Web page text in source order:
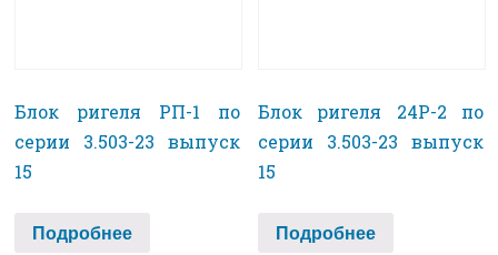
Блок ригеля РП-1 по
серии 3.503-23 выпуск
15
Подробнее
Блок ригеля 24Р-2 по
серии 3.503-23 выпуск
15
Подробнее